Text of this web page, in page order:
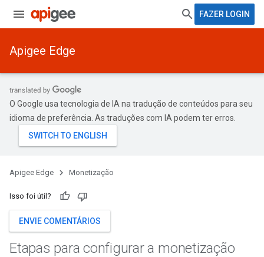
FAZER LOGIN
Apigee Edge
O Google usa tecnologia de IA na tradução de conteúdos para seu
idioma de preferência. As traduções com IA podem ter erros.
Apigee Edge Monetização
Isso foi útil?
ENVIE COMENTÁRIOS
Etapas para configurar a monetização